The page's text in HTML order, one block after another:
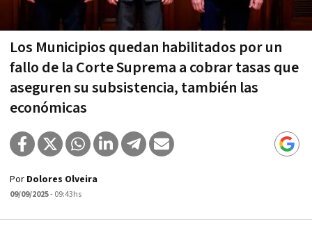
Los Municipios quedan habilitados por un
fallo de la Corte Suprema a cobrar tasas que
aseguren su subsistencia, también las
económicas
Por Dolores Olveira
09/09/2025- 09:43hs